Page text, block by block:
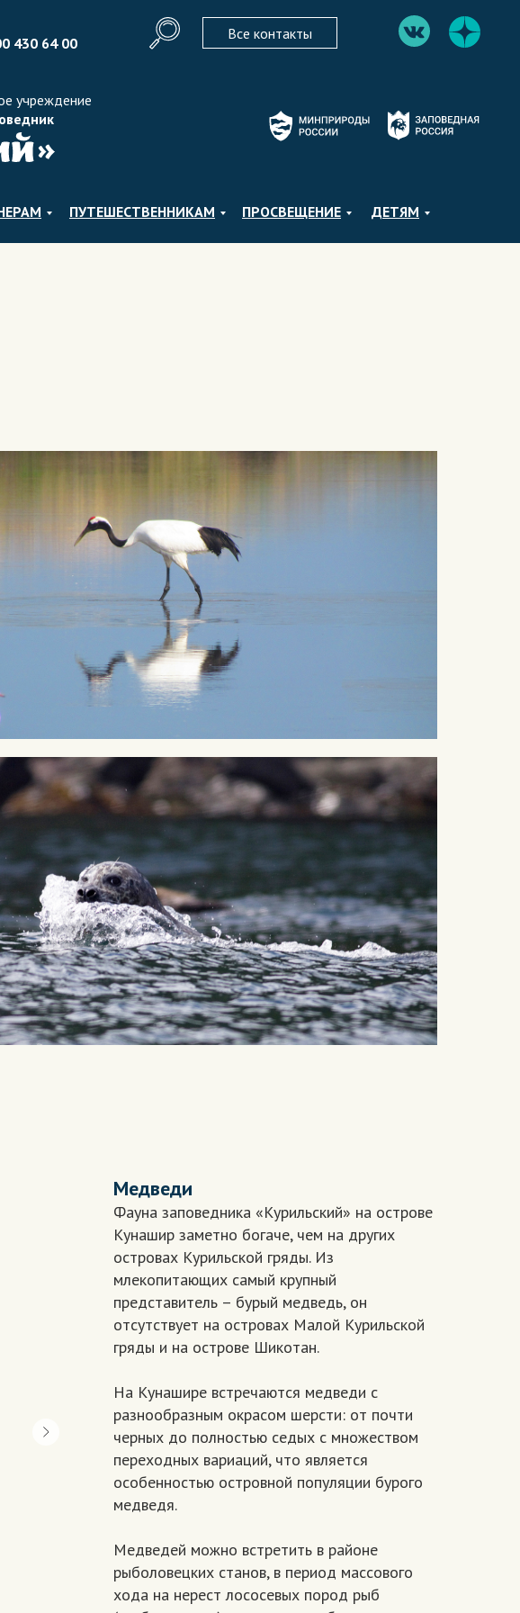
учреждение
ПУТЕШЕСТВЕННИКАМ ПРОСВЕЩЕНИЕ ДЕТЯМ
Все контакты
430 64 00
Медведи
Фауна заповедника «Курильский» на острове
Кунашир заметно богаче, чем на других
островах Курильской гряды. Из
млекопитающих самый крупный
представитель – бурый медведь, он
отсутствует на островах Малой Курильской
гряды и на острове Шикотан.
На Кунашире встречаются медведи с
разнообразным окрасом шерсти: от почти
черных до полностью седых с множеством
переходных вариаций, что является
особенностью островной популяции бурого
медведя.
Медведей можно встретить в районе
рыболовецких станов, в период массового
хода на нерест лососевых пород рыб